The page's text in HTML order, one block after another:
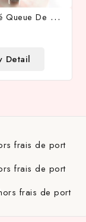
F
Il Câblé Queue De Tigre En Acier Inoxydable 0.8mm X 18 M
Detail
frais de port
frais de port
frais de port